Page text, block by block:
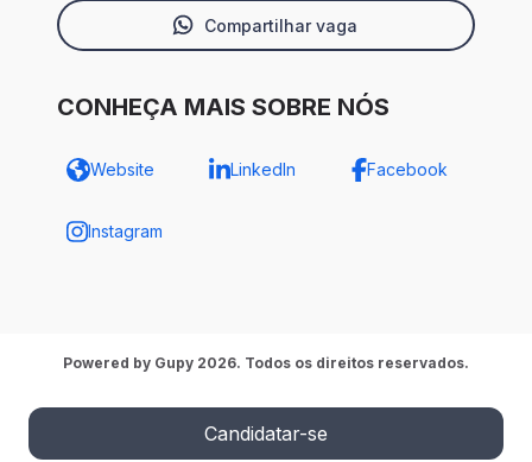
Compartilhar vaga
CONHEÇA MAIS SOBRE NÓS
Website LinkedIn Facebook
Instagram
Candidatar-se
Powered by Gupy 2026. Todos os direitos reservados.